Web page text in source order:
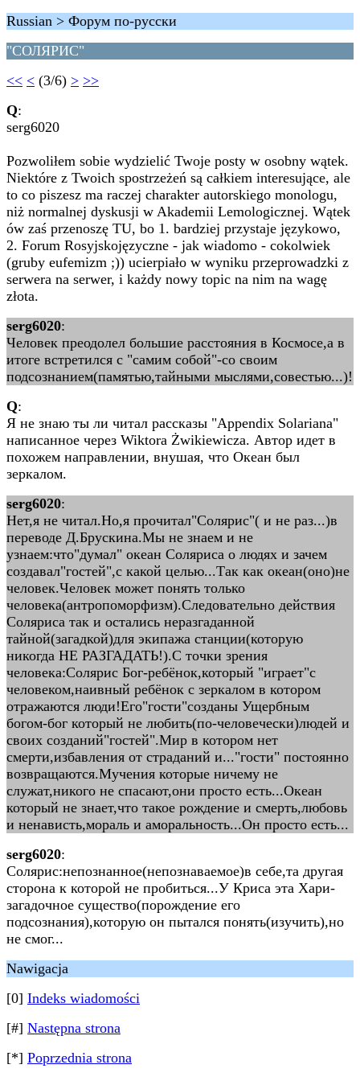
Russian > Форум по-русски
"СОЛЯРИС"
<< < (3/6) > >>
Q:
serg6020
Pozwoliłem sobie wydzielić Twoje posty w osobny wątek.
Niektóre z Twoich spostrzeżeń są całkiem interesujące, ale
to co piszesz ma raczej charakter autorskiego monologu,
niż normalnej dyskusji w Akademii Lemologicznej. Wątek
ów zaś przenoszę TU, bo 1. bardziej przystaje językowo,
2. Forum Rosyjskojęzyczne - jak wiadomo - cokolwiek
(gruby eufemizm ;)) ucierpiało w wyniku przeprowadzki z
serwera na serwer, i każdy nowy topic na nim na wagę
złota.
serg6020:
Человек преодолел большие расстояния в Космосе,а в
итоге встретился с "самим собой"-со своим
подсознанием(памятью,тайными мыслями,совестью...)!
Q:
Я не знаю ты ли читал рассказы "Appendix Solariana"
написанное через Wiktora Żwikiewicza. Автор идет в
похожем направлении, внушая, что Океан был
зеркалом.
serg6020:
Нет,я не читал.Но,я прочитал"Солярис"( и не раз...)в
переводе Д.Брускина.Мы не знаем и не
узнаем:что"думал" океан Соляриса о людях и зачем
создавал"гостей",с какой целью...Так как океан(оно)не
человек.Человек может понять только
человека(антропоморфизм).Следовательно действия
Соляриса так и остались неразгаданной
тайной(загадкой)для экипажа станции(которую
никогда НЕ РАЗГАДАТЬ!).С точки зрения
человека:Солярис Бог-ребёнок,который "играет"с
человеком,наивный ребёнок с зеркалом в котором
отражаются люди!Его"гости"созданы Ущербным
богом-бог который не любить(по-человечески)людей и
своих созданий"гостей".Мир в котором нет
смерти,избавления от страданий и..."гости" постоянно
возвращаются.Мучения которые ничему не
служат,никого не спасают,они просто есть...Океан
который не знает,что такое рождение и смерть,любовь
и ненависть,мораль и аморальность...Он просто есть...
serg6020:
Солярис:непознанное(непознаваемое)в себе,та другая
сторона к которой не пробиться...У Криса эта Хари-
загадочное существо(порождение его
подсознания),которую он пытался понять(изучить),но
не смог...
Nawigacja
[0] Indeks wiadomości
[#] Następna strona
[*] Poprzednia strona